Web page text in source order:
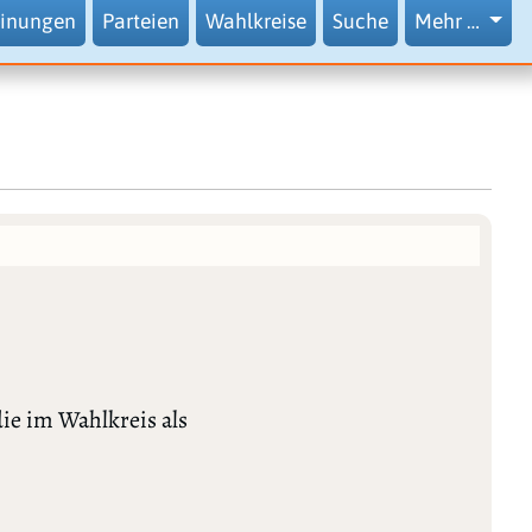
Parteien Wahlkreise Suche Mehr …
im Wahlkreis als